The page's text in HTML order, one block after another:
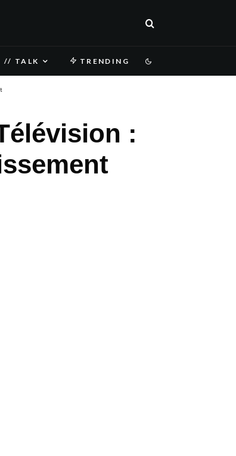
// TALK TRENDING
: